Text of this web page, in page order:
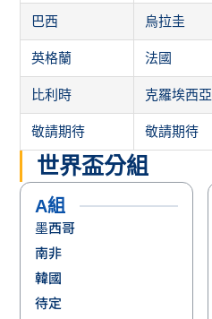
巴西 烏拉圭
英格蘭 法國
比利時 克羅埃西亞
敬請期待 敬請期待
世界盃分組
A組
墨西哥
南非
韓國
待定